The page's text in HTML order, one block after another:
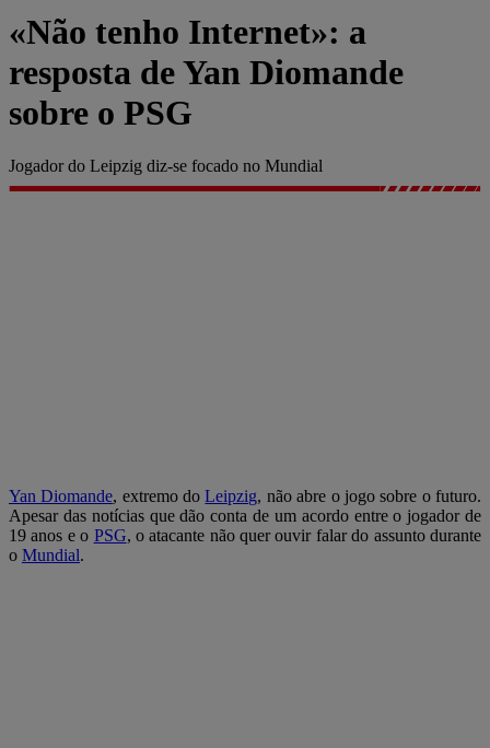
«Não tenho Internet»: a
resposta de Yan Diomande
sobre o PSG
Jogador do Leipzig diz-se focado no Mundial
Yan Diomande, extremo doLeipzig, não abre o jogo sobre o futuro.
Apesar das notícias que dão conta de um acordo entre o jogador de
19 anos e o PSG, o atacante não quer ouvir falar do assunto durante
o Mundial.